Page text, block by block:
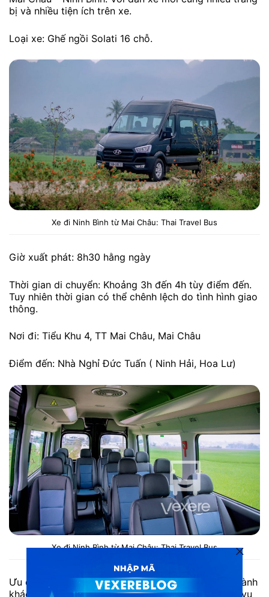
bị và nhiều tiện ích trên xe.
Loại xe: Ghế ngồi Solati 16 chỗ.
Xe đi Ninh Bình từ Mai Châu: Thai Travel Bus
Giờ xuất phát: 8h30 hằng ngày
Thời gian di chuyển: Khoảng 3h đến 4h tùy điểm đến.
Tuy nhiên thời gian có thể chênh lệch do tình hình giao
thông.
Nơi đi: Tiểu Khu 4, TT Mai Châu, Mai Châu
Điểm đến: Nhà Nghỉ Đức Tuấn ( Ninh Hải, Hoa Lư)
Xe đi Ninh Bình từ Mai Châu: Thai Travel Bus
Ưu điểm: Thai Travel Bus kỳ vọng sẽ đem tới cho hành
khách những trải nghiệm tốt nhất khi sử dụng dịch vụ